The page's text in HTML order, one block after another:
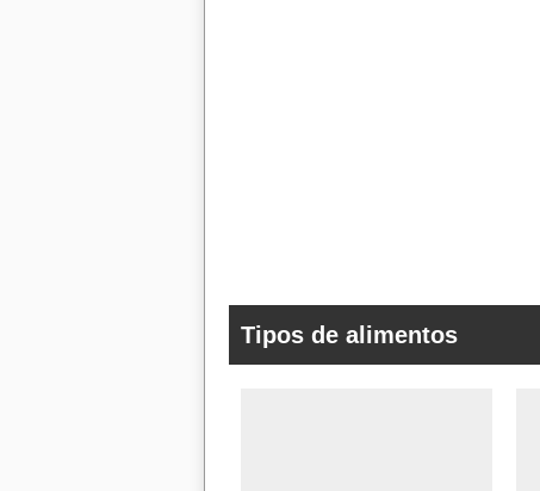
Tipos de alimentos